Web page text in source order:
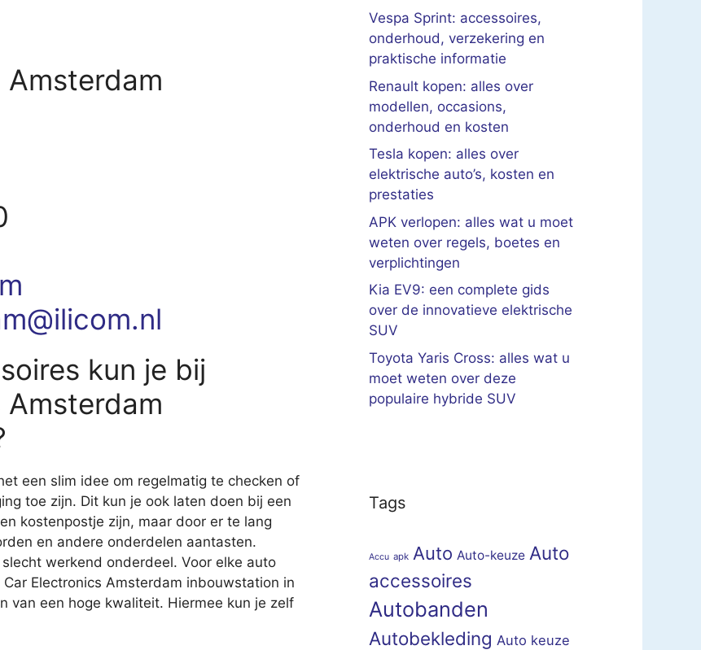
kun je bij
een slim idee om regelmatig te checken of
toe zijn. Dit kun je ook laten doen bij een
kostenpostje zijn, maar door er te lang
en andere onderdelen aantasten.
werkend onderdeel. Voor elke auto
Electronics Amsterdam inbouwstation in
van een hoge kwaliteit. Hiermee kun je zelf
Vespa Sprint: accessoires,
onderhoud, verzekering en
praktische informatie
Renault kopen: alles over
modellen, occasions,
onderhoud en kosten
Tesla kopen: alles over
elektrische auto’s, kosten en
prestaties
APK verlopen: alles wat u moet
weten over regels, boetes en
verplichtingen
Kia EV9: een complete gids
over de innovatieve elektrische
SUV
Toyota Yaris Cross: alles wat u
moet weten over deze
populaire hybride SUV
Tags
Accu apk Auto Auto-keuze Auto
accessoires
Autobanden
Autobekleding Auto keuze